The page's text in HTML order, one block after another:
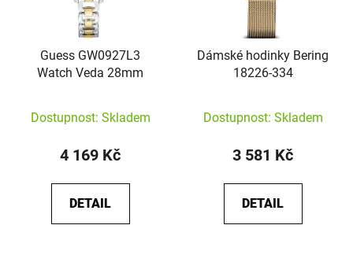
Guess GW0927L3
Watch Veda 28mm
Dostupnost: Skladem
4 169 Kč
DETAIL
Dámské hodinky Bering
18226-334
Dostupnost: Skladem
3 581 Kč
DETAIL